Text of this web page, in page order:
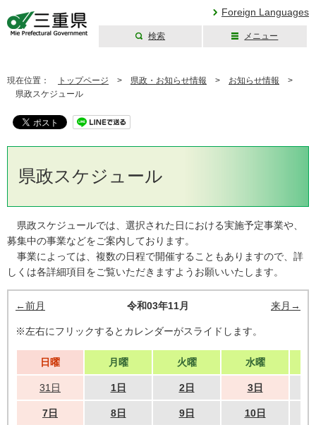
Foreign Languages
検索 メニュー
現在位置： トップページ > 県政・お知らせ情報 > お知らせ情報 >
県政スケジュール
県政スケジュール
県政スケジュールでは、選択された日における実施予定事業や、
募集中の事業などをご案内しております。
事業によっては、複数の日程で開催することもありますので、詳
しくは各詳細項目をご覧いただきますようお願いいたします。
←前月 令和03年11月 来月→
※左右にフリックするとカレンダーがスライドします。
日曜 月曜 火曜 水曜
31日 1日 2日 3日
7日 8日 9日 10日